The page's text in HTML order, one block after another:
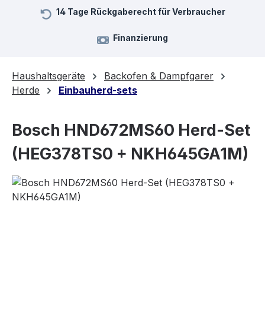
14 Tage Rückgaberecht für Verbraucher
Finanzierung
Haushaltsgeräte
Backofen & Dampfgarer
Herde
Einbauherd-sets
Bosch HND672MS60 Herd-Set
(HEG378TS0 + NKH645GA1M)
Bildergalerie überspringen